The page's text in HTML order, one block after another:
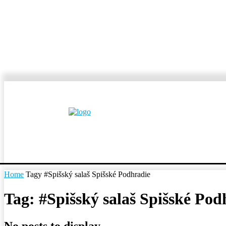
Home Tagy #Spišský salaš Spišské Podhradie
Tag: #Spišský salaš Spišské